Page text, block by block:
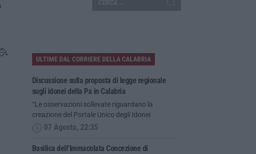
ULTIME DAL CORRIERE DELLA CALABRIA
Discussione sulla proposta di legge regionale
sugli idonei della Pa in Calabria
“Le osservazioni sollevate riguardano la
creazione del Portale Unico degli Idonei
07 Agosto, 22:35
Basilica dell’Immacolata Concezione di